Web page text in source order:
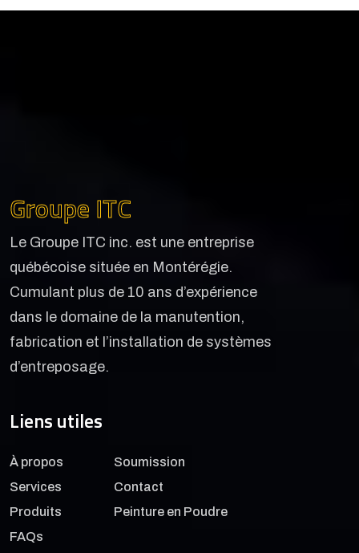
Groupe ITC
Le Groupe ITC inc. est une entreprise
québécoise située en Montérégie.
Cumulant plus de 10 ans d’expérience
dans le domaine de la manutention,
fabrication et l’installation de systèmes
d’entreposage.
Liens utiles
À propos
Services
Produits
FAQs
Soumission
Contact
Peinture en Poudre